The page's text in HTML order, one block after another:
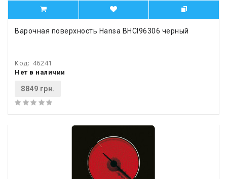
Варочная поверхность Hansa BHCI96306 черный
Код: 46241
Нет в наличии
8849 грн.